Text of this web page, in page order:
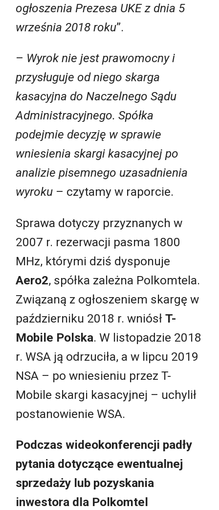
ogłoszenia Prezesa UKE z dnia 5
września 2018 roku”.
– Wyrok nie jest prawomocny i
przysługuje od niego skarga
kasacyjna do Naczelnego Sądu
Administracyjnego. Spółka
podejmie decyzję w sprawie
wniesienia skargi kasacyjnej po
analizie pisemnego uzasadnienia
wyroku – czytamy w raporcie.
Sprawa dotyczy przyznanych w
2007 r. rezerwacji pasma 1800
MHz, którymi dziś dysponuje
Aero2, spółka zależna Polkomtela.
Związaną z ogłoszeniem skargę w
październiku 2018 r. wniósł T-
Mobile Polska. W listopadzie 2018
r. WSA ją odrzuciła, a w lipcu 2019
NSA – po wniesieniu przez T-
Mobile skargi kasacyjnej – uchylił
postanowienie WSA.
Podczas wideokonferencji padły
pytania dotyczące ewentualnej
sprzedaży lub pozyskania
inwestora dla Polkomtel